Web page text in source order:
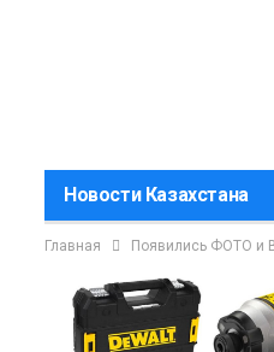
Новости Казахстана
Главная Появились ФОТО и